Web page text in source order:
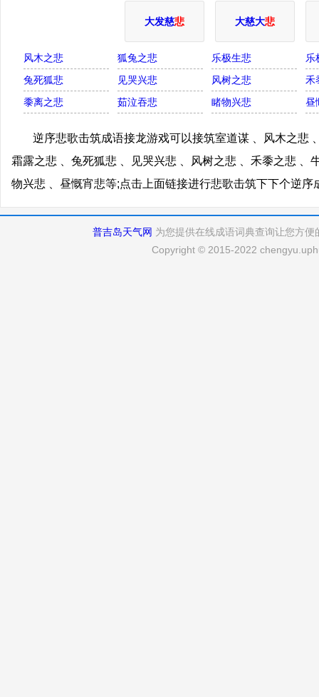
大发慈悲 大慈大悲
风木之悲 狐兔之悲 乐极生悲
乐
兔死狐悲
见哭兴悲 风树之悲
禾
黍离之悲
茹泣吞悲 睹物兴悲 昼
逆序悲歌击筑成语接龙游戏可以接筑室道谋 、风木之悲
霜露之悲 、兔死狐悲 、见哭兴悲 、风树之悲 、禾黍之悲 、
物兴悲 、昼慨宵悲等;点击上面链接进行悲歌击筑下下个逆序
普吉岛天气网 为您提供在线成语词典查询让您方
Copyright © 2015-2022